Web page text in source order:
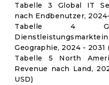
Tabelle 3 Global IT
nach Endbenutzer,
Tabelle 4
Geographie, 2024 - 2031
Tabelle 5 North
Revenue nach Land,
USD)